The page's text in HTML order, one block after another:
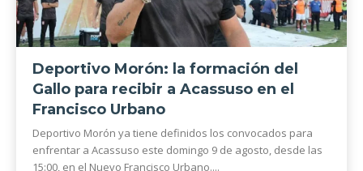
Deportivo Morón: la formación del
Gallo para recibir a Acassuso en el
Francisco Urbano
Deportivo Morón ya tiene definidos los convocados para
enfrentar a Acassuso este domingo 9 de agosto, desde las
15:00, en el Nuevo Francisco Urbano....